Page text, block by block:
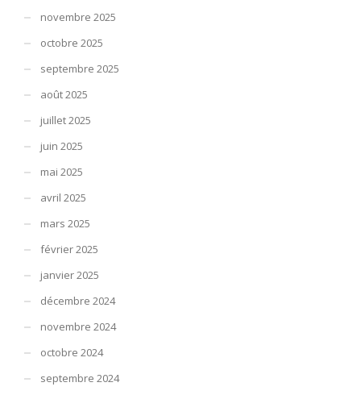
novembre 2025
octobre 2025
septembre 2025
août 2025
juillet 2025
juin 2025
mai 2025
avril 2025
mars 2025
février 2025
janvier 2025
décembre 2024
novembre 2024
octobre 2024
septembre 2024